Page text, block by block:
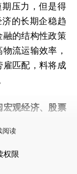
期压力，但是得
济的长期企稳趋
的结构性政策
流运输效率，
匹配，料将成
宏观经济、股票
阅读
权限